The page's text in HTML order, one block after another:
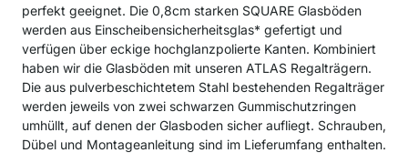
perfekt geeignet. Die 0,8cm starken SQUARE Glasböden
werden aus Einscheibensicherheitsglas* gefertigt und
verfügen über eckige hochglanzpolierte Kanten. Kombiniert
haben wir die Glasböden mit unseren ATLAS Regalträgern.
Die aus pulverbeschichtetem Stahl bestehenden Regalträger
werden jeweils von zwei schwarzen Gummischutzringen
umhüllt, auf denen der Glasboden sicher aufliegt. Schrauben,
Dübel und Montageanleitung sind im Lieferumfang enthalten.